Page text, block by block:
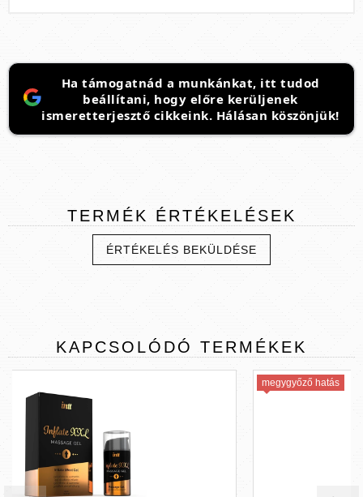
Ha támogatnád a munkánkat, itt tudod
beállítani, hogy előre kerüljenek
ismeretterjesztő cikkeink. Hálásan köszönjük!
TERMÉK ÉRTÉKELÉSEK
ÉRTÉKELÉS BEKÜLDÉSE
KAPCSOLÓDÓ TERMÉKEK